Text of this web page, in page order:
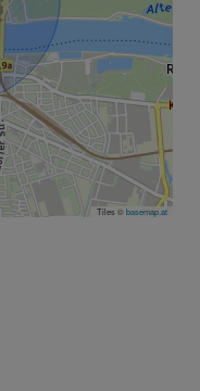
Tiles ©basemap.at